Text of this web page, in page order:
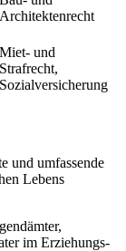
Architektenrecht
Miet- und
Strafrecht,
Sozialversicherung
und umfassende
Lebens
im Erziehungs-